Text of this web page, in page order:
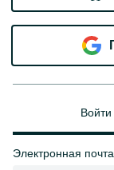
Войти
Электронная